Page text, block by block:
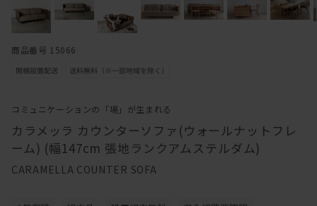
コミュニケーションの「場」が生まれる
カラメッラ カウンターソファ(ウォールナットフレ
ーム) (幅147cm 張地ランクアムステルダム)
CARAMELLA COUNTER SOFA
商品番号 15066